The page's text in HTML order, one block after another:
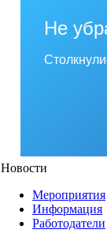
Не
Новости
Мероприятия
Информация
Работодатели